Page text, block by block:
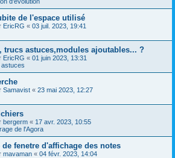
de l'espace utilisé
EricRG « 03 juil. 2023, 19:41
trucs astuces,modules ajoutables... ?
EricRG « 01 juin 2023, 13:31
Samavist « 23 mai 2023, 12:27
bergerm « 17 avr. 2023, 10:55
de l'Agora
fenetre d'affichage des notes
mavaman « 04 févr. 2023, 14:04